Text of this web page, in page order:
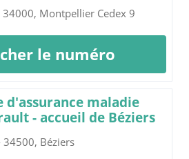
Montpellier Cedex 9
le numéro
d'assurance maladie
- accueil de Béziers
Béziers